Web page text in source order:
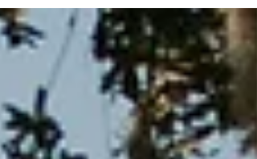
立后签订的，因此其适用的场景更加灵活。
常见的内容包括： 明确婚前财产与婚后财产
的归属。...